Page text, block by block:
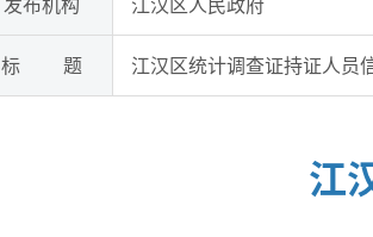
发布机构 江汉区人民政府
标 题 江汉区统计调查证持证人员
江